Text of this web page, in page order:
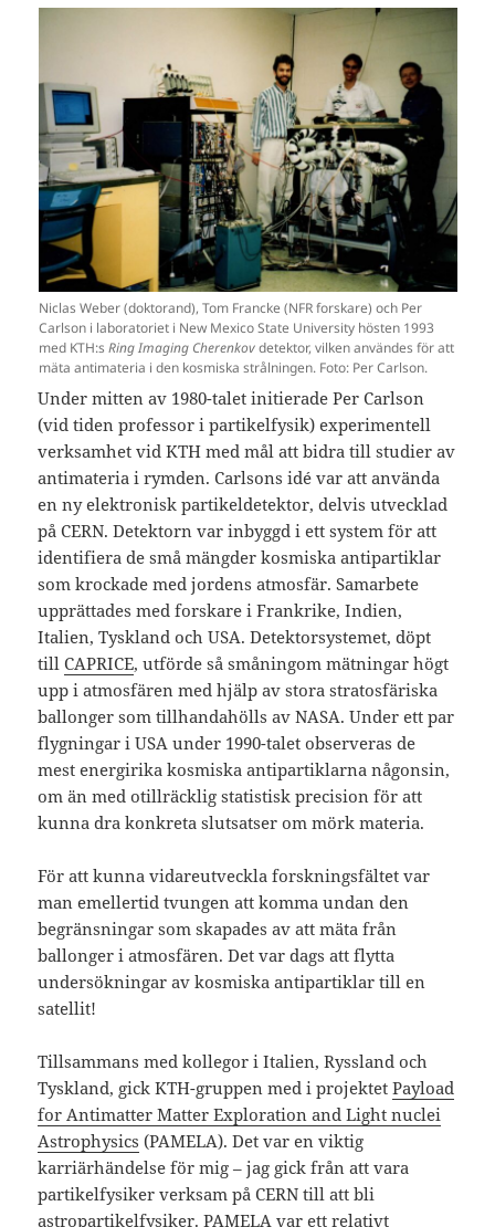
Niclas Weber (doktorand), Tom Francke (NFR forskare) och Per
Carlson i laboratoriet i New Mexico State University hösten 1993
med KTH:s Ring Imaging Cherenkovdetektor, vilken användes för att
mäta antimateria i den kosmiska strålningen. Foto: Per Carlson.
Under mitten av 1980-talet initierade Per Carlson
(vid tiden professor i partikelfysik) experimentell
verksamhet vid KTH med mål att bidra till studier av
antimateria i rymden. Carlsons idé var att använda
en ny elektronisk partikeldetektor, delvis utvecklad
på CERN. Detektorn var inbyggd i ett system för att
identifiera de små mängder kosmiska antipartiklar
som krockade med jordens atmosfär. Samarbete
upprättades med forskare i Frankrike, Indien,
Italien, Tyskland och USA. Detektorsystemet, döpt
tillCAPRICE, utförde så småningom mätningar högt
upp i atmosfären med hjälp av stora stratosfäriska
ballonger som tillhandahölls av NASA. Under ett par
flygningar i USA under 1990-talet observeras de
mest energirika kosmiska antipartiklarna någonsin,
om än med otillräcklig statistisk precision för att
kunna dra konkreta slutsatser om mörk materia.
För att kunna vidareutveckla forskningsfältet var
man emellertid tvungen att komma undan den
begränsningar som skapades av att mäta från
ballonger i atmosfären. Det var dags att flytta
undersökningar av kosmiska antipartiklar till en
satellit!
Tillsammans med kollegor i Italien, Ryssland och
Tyskland, gick KTH-gruppen med i projektetPayload
for Antimatter Matter Exploration and Light nuclei
Astrophysics (PAMELA). Det var en viktig
karriärhändelse för mig – jag gick från att vara
partikelfysiker verksam på CERN till att bli
astropartikelfysiker. PAMELA var ett relativt